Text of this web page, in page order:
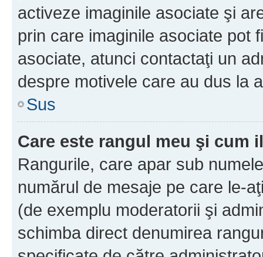
activeze imaginile asociate şi
prin care imaginile asociate pot
asociate, atunci contactaţi un
despre motivele care au dus la
Sus
Care este rangul meu şi cum
Rangurile, care apar sub
numărul de mesaje pe care le-
(de exemplu moderatorii şi
schimba direct denumirea